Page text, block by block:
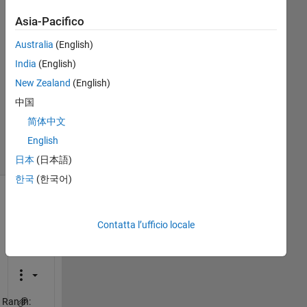
Risposta
Risposta
accettata
Aggiornato
5 Feb 2024
18
Visualizzazioni
(30 giorni)
Ran in:
Asia-Pacifico
Australia (English)
India (English)
New Zealand (English)
中国
简体中文
English
日本 (日本語)
한국 (한국어)
Contatta l’ufficio locale